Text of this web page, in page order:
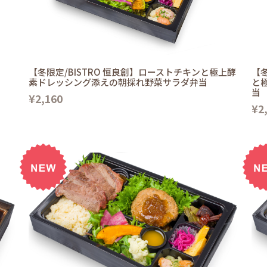
【冬限定/BISTRO 恒良創】ローストチキンと極上酵
素ドレッシング添えの朝採れ野菜サラダ弁当
¥2,160
と
当